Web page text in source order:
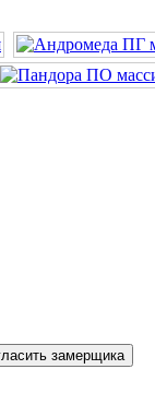
замерщика